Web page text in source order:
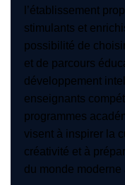
l’établissement
stimulants et
possibilité de
et de parcours
développement
enseignants
programmes
visent à inspirer la
créativité et à
du monde